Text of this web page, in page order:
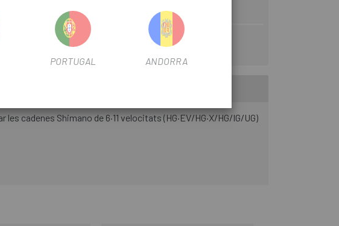
cadenes Shimano de 6·11 velocitats (HG·EV/HG·X/HG/IG/UG)
PORTUGAL ANDORRA